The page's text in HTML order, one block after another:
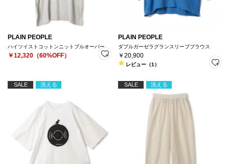
PLAIN PEOPLE
ハイツイストコットンニットプルオーバー
￥12,320（60%OFF）
PLAIN PEOPLE
ダブルガーゼラグランスリーブブラウス
￥20,900
レビュー（1）
SALE 洗える SALE 洗える